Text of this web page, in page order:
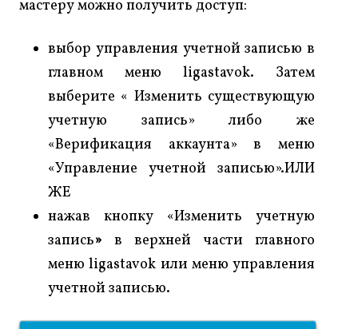
мастеру можно получить доступ:
выбор управления учетной записью в
главном меню ligastavok. Затем
выберите « Изменить существующую
учетную запись» либо же
«Верификация аккаунта» в меню
«Управление учетной записью».ИЛИ
ЖЕ
нажав кнопку «Изменить учетную
запись» в верхней части главного
меню ligastavok или меню управления
учетной записью.